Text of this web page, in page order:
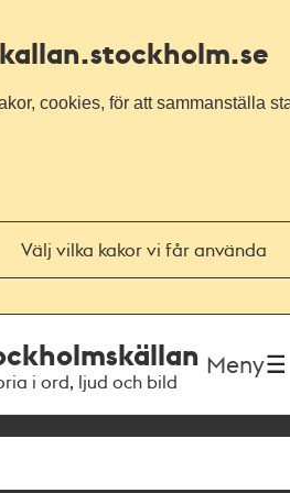
.stockholm.se
cookies, för att sammanställa
Välj vilka kakor vi får använda
i ord, ljud och bild
Meny